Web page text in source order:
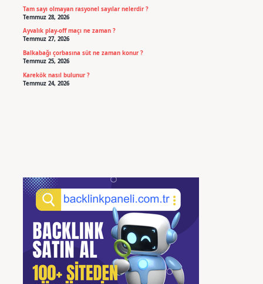
Tam sayı olmayan rasyonel sayılar nelerdir ?
Temmuz 28, 2026
Ayvalık play-off maçı ne zaman ?
Temmuz 27, 2026
Balkabağı çorbasına süt ne zaman konur ?
Temmuz 25, 2026
Karekök nasıl bulunur ?
Temmuz 24, 2026